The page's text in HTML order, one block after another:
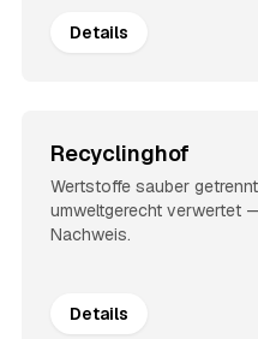
Details
Recyclinghof
Wertstoffe sauber
umweltgerecht verwertet
Nachweis.
Details